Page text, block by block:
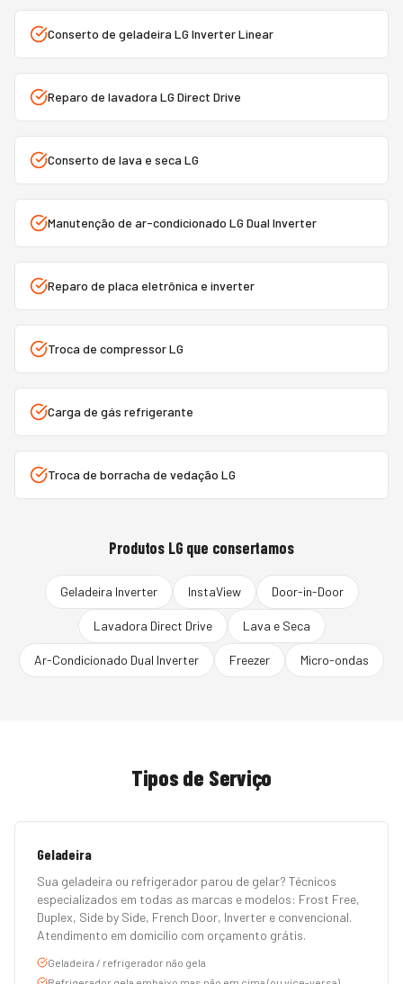
Conserto de geladeira LG Inverter Linear
Reparo de lavadora LG Direct Drive
Conserto de lava e seca LG
Manutenção de ar-condicionado LG Dual Inverter
Reparo de placa eletrônica e inverter
Troca de compressor LG
Carga de gás refrigerante
Troca de borracha de vedação LG
Produtos LG que consertamos
Geladeira Inverter InstaView Door-in-Door
Lavadora Direct Drive Lava e Seca
Ar-Condicionado Dual Inverter Freezer Micro-ondas
Tipos de Serviço
Geladeira
Sua geladeira ou refrigerador parou de gelar? Técnicos
especializados em todas as marcas e modelos: Frost Free,
Duplex, Side by Side, French Door, Inverter e convencional.
Atendimento em domicílio com orçamento grátis.
Geladeira / refrigerador não gela